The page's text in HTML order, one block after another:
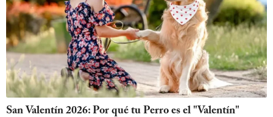
San Valentín 2026: Por qué tu Perro es el "Valentín"